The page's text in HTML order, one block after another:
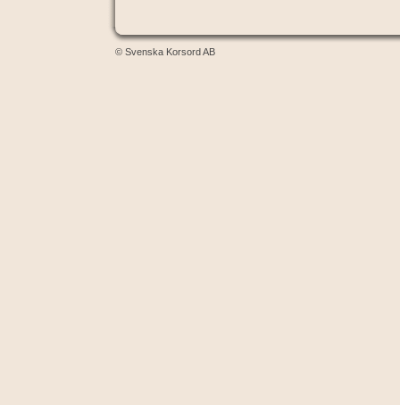
© Svenska Korsord AB